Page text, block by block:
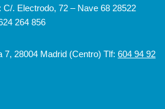
. Electrodo, 72 – Nave 68 28522
264 856
7, 28004 Madrid (Centro) Tlf: 604 94 92